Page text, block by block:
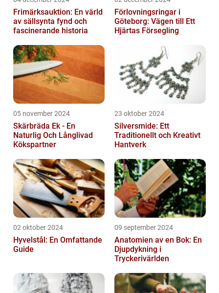
Frimärksauktion: En värld
av sällsynta fynd och
fascinerande historia
Förlovningsringar i
Göteborg: Vägen till Ett
Hjärtas Försegling
05 november 2024
Skärbräda Ek - En
Naturlig Och Långlivad
Kökspartner
23 oktober 2024
Silversmide: Ett
Traditionellt och Kreativt
Hantverk
02 oktober 2024
Hyvelstål: En Omfattande
Guide
09 september 2024
Anatomien av en Bok: En
Djupdykning i
Tryckerivärlden